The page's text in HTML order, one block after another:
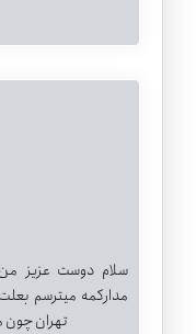
سلام دوست عزیز من
مدارکمه میترسم
تهران چون